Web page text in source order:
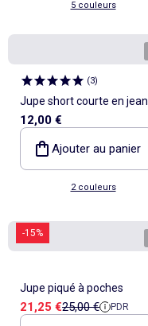
5 couleurs
(3)
Jupe short courte en jean
12,00 €
Ajouter au panier
2 couleurs
-15%
Jupe piqué à poches
Prix de vente
21,25 €Prix de référence
25,00 € PDR